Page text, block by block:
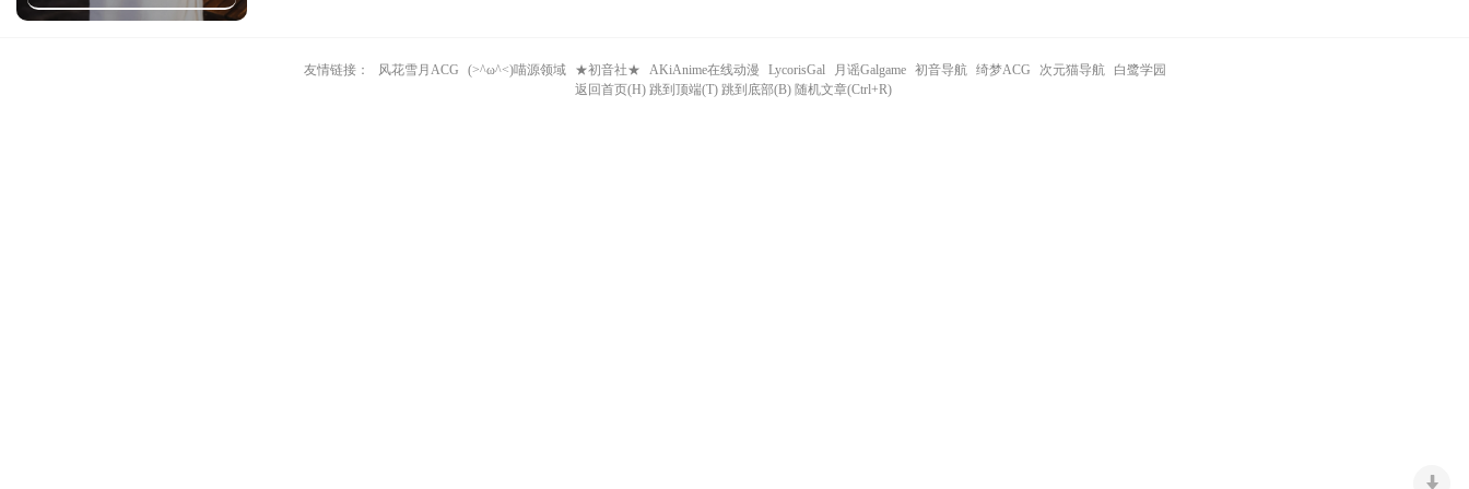
友情链接： 风花雪月ACG (>^ω^<)喵源领域 ★初音社★ AKiAnime在线动漫 LycorisGal 月谣Galgame 初音导航 绮梦ACG 次元猫导航
白鹭学园
返回首页(H) 跳到顶端(T) 跳到底部(B) 随机文章(Ctrl+R)